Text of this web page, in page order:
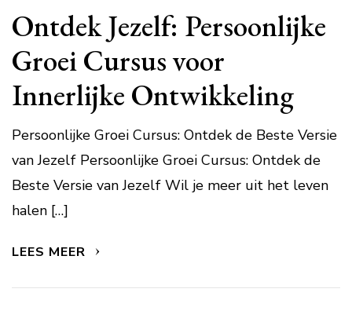
Ontdek Jezelf: Persoonlijke
Groei Cursus voor
Innerlijke Ontwikkeling
Persoonlijke Groei Cursus: Ontdek de Beste Versie
van Jezelf Persoonlijke Groei Cursus: Ontdek de
Beste Versie van Jezelf Wil je meer uit het leven
halen […]
LEES MEER